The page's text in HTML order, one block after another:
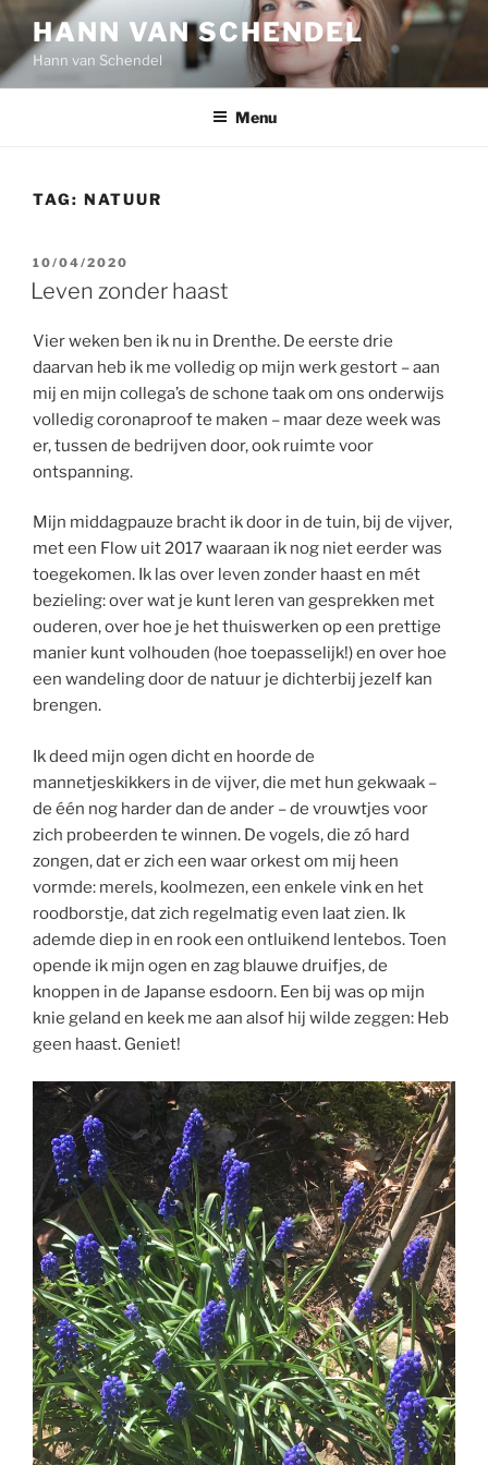
Ga
de
inhoud
HANN VAN SCHENDEL
Hann van Schendel
Menu
TAG: NATUUR
GEPLAATST
OP
10/04/2020
Leven zonder haast
Vier weken ben ik nu in Drenthe. De eerste drie
daarvan heb ik me volledig op mijn werk gestort – aan
mij en mijn collega’s de schone taak om ons onderwijs
volledig coronaproof te maken – maar deze week was
er, tussen de bedrijven door, ook ruimte voor
ontspanning.
Mijn middagpauze bracht ik door in de tuin, bij de vijver,
met een Flow uit 2017 waaraan ik nog niet eerder was
toegekomen. Ik las over leven zonder haast en mét
bezieling: over wat je kunt leren van gesprekken met
ouderen, over hoe je het thuiswerken op een prettige
manier kunt volhouden (hoe toepasselijk!) en over hoe
een wandeling door de natuur je dichterbij jezelf kan
brengen.
Ik deed mijn ogen dicht en hoorde de
mannetjeskikkers in de vijver, die met hun gekwaak –
de één nog harder dan de ander – de vrouwtjes voor
zich probeerden te winnen. De vogels, die zó hard
zongen, dat er zich een waar orkest om mij heen
vormde: merels, koolmezen, een enkele vink en het
roodborstje, dat zich regelmatig even laat zien. Ik
ademde diep in en rook een ontluikend lentebos. Toen
opende ik mijn ogen en zag blauwe druifjes, de
knoppen in de Japanse esdoorn. Een bij was op mijn
knie geland en keek me aan alsof hij wilde zeggen: Heb
geen haast. Geniet!